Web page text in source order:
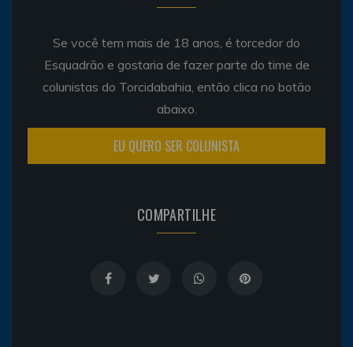
Se você tem mais de 18 anos, é torcedor do
Esquadrão e gostaria de fazer parte do time de
colunistas do Torcidabahia, então clica no botão
abaixo.
EU QUERO SER COLUNISTA
COMPARTILHE